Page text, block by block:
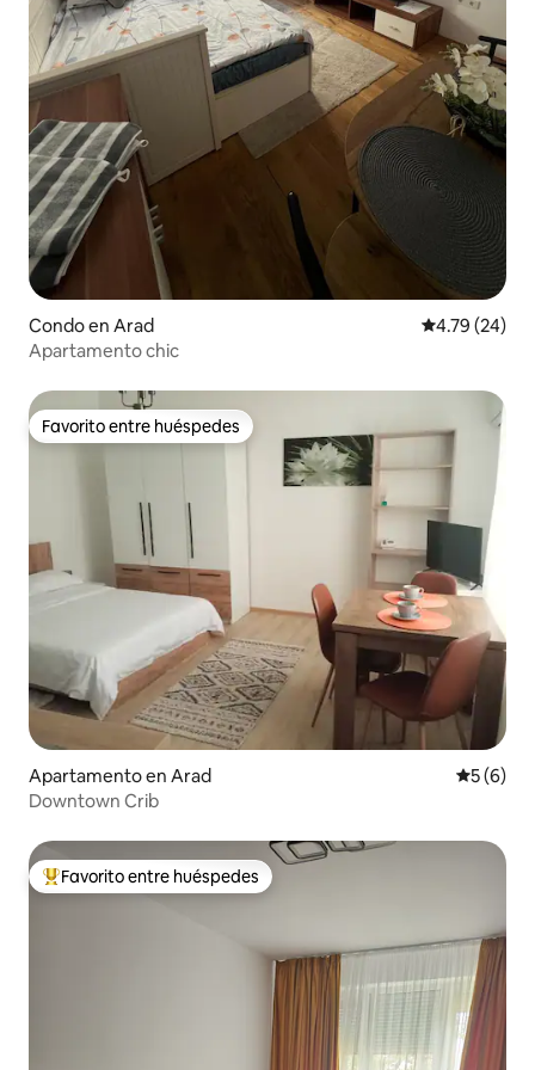
Condo en Arad Calificación
4.79 (24)
Apartamento chic
Favorito entre huéspedes
Favorito entre huéspedes
Apartamento en Arad
5 (6)
Downtown Crib
Favorito entre huéspedes preferido
Favorito entre huéspedes